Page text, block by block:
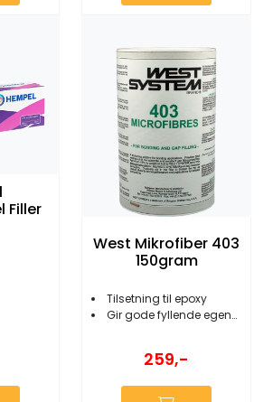
Filler
West Mikrofiber 403
150gram
Tilsetning til epoxy
Gir gode fyllende egenskaper
259,-